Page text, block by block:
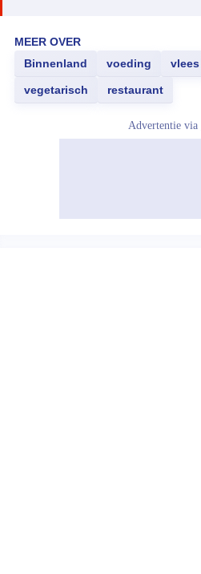
MEER OVER
Binnenland
voeding vlees
vegetarisch restaurant
Advertentie via